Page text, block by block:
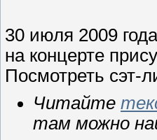
30 июля 2009
на концерте
Посмотреть сэт-
Читайте
там можно